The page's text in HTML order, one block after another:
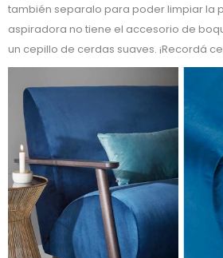
también separalo para poder limpiar la
aspiradora no tiene el accesorio de
un cepillo de cerdas suaves. ¡Recordá